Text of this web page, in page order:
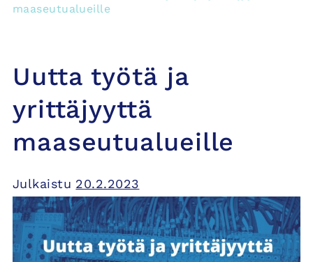
maaseutualueille
Uutta työtä ja
yrittäjyyttä
maaseutualueille
Julkaistu 20.2.2023